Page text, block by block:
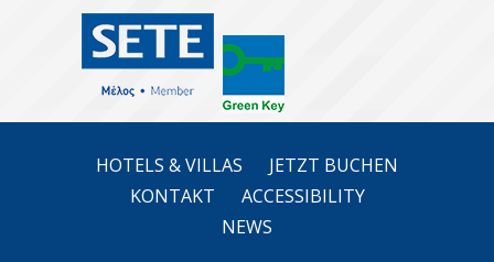
HOTELS & VILLAS
JETZT BUCHEN
KONTAKT
ACCESSIBILITY
NEWS